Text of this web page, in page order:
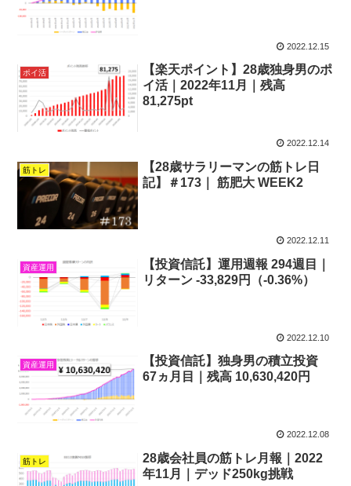
2022.12.15
ポイ活
【楽天ポイント】28歳独身男のポ
イ活｜2022年11月｜残高
81,275pt
2022.12.14
筋トレ
【28歳サラリーマンの筋トレ日
記】＃173｜ 筋肥大 WEEK2
2022.12.11
資産運用
【投資信託】運用週報 294週目｜
リターン -33,829円（-0.36%）
2022.12.10
資産運用
【投資信託】独身男の積立投資
67ヵ月目｜残高 10,630,420円
2022.12.08
筋トレ
28歳会社員の筋トレ月報｜2022
年11月｜デッド250kg挑戦